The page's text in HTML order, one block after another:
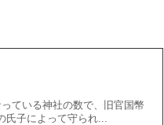
ている神社の数で、旧官国幣
子によって守られ...